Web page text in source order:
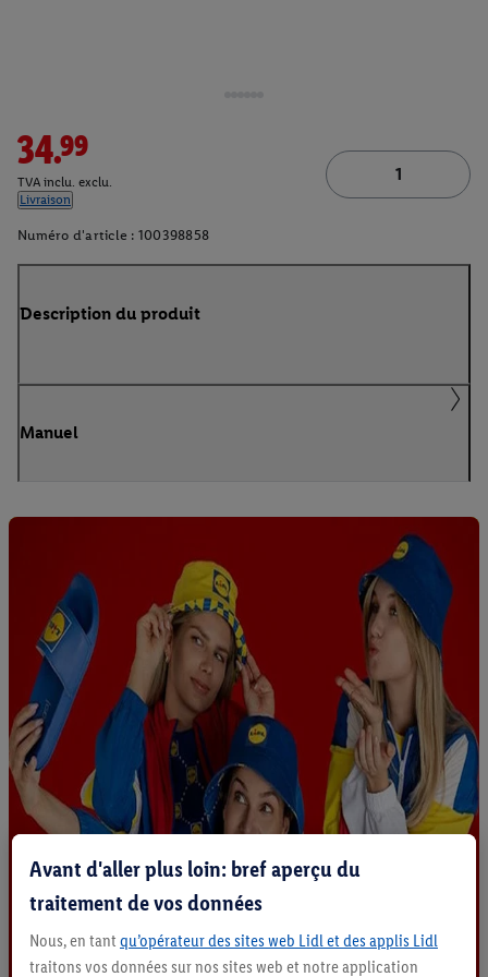
34.99
TVA inclu. exclu.
Livraison
Numéro d'article : 100398858
Description du produit
Manuel
Avant d'aller plus loin: bref aperçu du
traitement de vos données
Nous, en tant qu’opérateur des sites web Lidl et des applis Lidl
traitons vos données sur nos sites web et notre application